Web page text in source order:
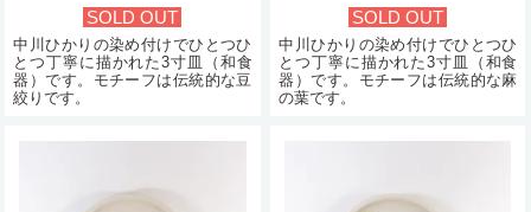
SOLD OUT
中川ひかりの染め付けでひとつひ
とつ丁寧に描かれた3寸皿（和食
器）です。モチーフは伝統的な豆
絞りです。
SOLD OUT
中川ひかりの染め付けでひとつひ
とつ丁寧に描かれた3寸皿（和食
器）です。モチーフは伝統的な麻
の葉です。